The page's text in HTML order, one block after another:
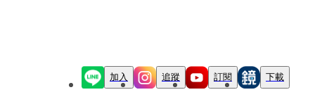
加入 追蹤 訂閱 下載